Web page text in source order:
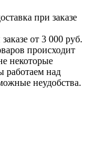
при заказе
от 3 000 руб.
происходит
некоторые
работаем над
неудобства.